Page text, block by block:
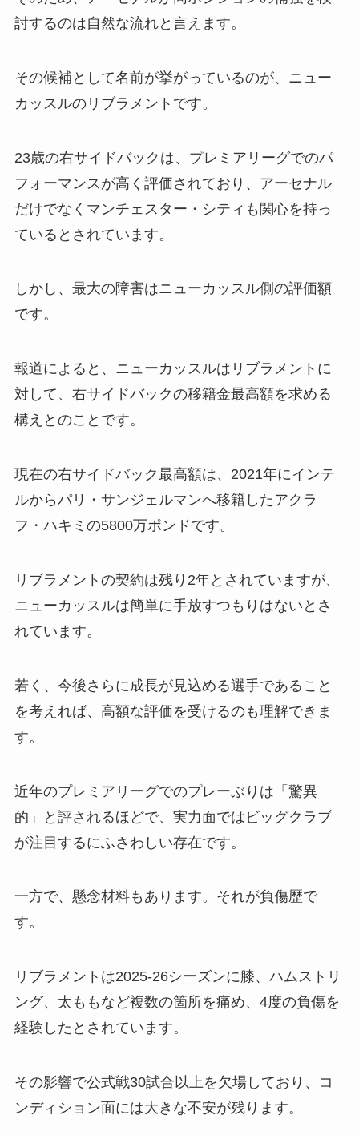
討するのは自然な流れと言えます。
その候補として名前が挙がっているのが、ニュー
カッスルのリブラメントです。
23歳の右サイドバックは、プレミアリーグでのパ
フォーマンスが高く評価されており、アーセナル
だけでなくマンチェスター・シティも関心を持っ
ているとされています。
しかし、最大の障害はニューカッスル側の評価額
です。
報道によると、ニューカッスルはリブラメントに
対して、右サイドバックの移籍金最高額を求める
構えとのことです。
現在の右サイドバック最高額は、2021年にインテ
ルからパリ・サンジェルマンへ移籍したアクラ
フ・ハキミの5800万ポンドです。
リブラメントの契約は残り2年とされていますが、
ニューカッスルは簡単に手放すつもりはないとさ
れています。
若く、今後さらに成長が見込める選手であること
を考えれば、高額な評価を受けるのも理解できま
す。
近年のプレミアリーグでのプレーぶりは「驚異
的」と評されるほどで、実力面ではビッグクラブ
が注目するにふさわしい存在です。
一方で、懸念材料もあります。それが負傷歴で
す。
リブラメントは2025-26シーズンに膝、ハムストリ
ング、太ももなど複数の箇所を痛め、4度の負傷を
経験したとされています。
その影響で公式戦30試合以上を欠場しており、コ
ンディション面には大きな不安が残ります。